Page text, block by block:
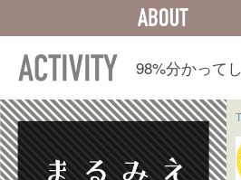
ACTIVITY
98%分かって